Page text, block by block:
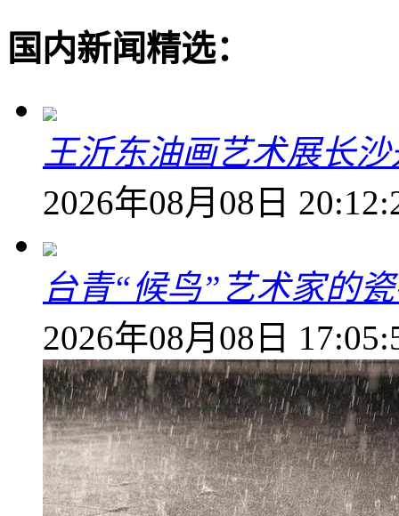
国内新闻精选：
王沂东油画艺术展长
2026年08月08日
台青“候鸟”艺术家的
2026年08月08日